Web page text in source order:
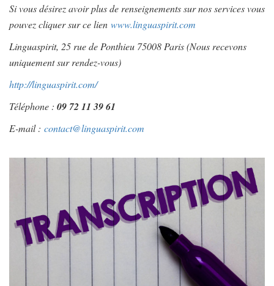
Si vous désirez avoir plus de renseignements sur nos services vous
pouvez cliquer sur ce lien www.linguaspirit.com
Linguaspirit, 25 rue de Ponthieu 75008 Paris (Nous recevons
uniquement sur rendez-vous)
http://linguaspirit.com/
Téléphone : 09 72 11 39 61
E-mail : contact@linguaspirit.com